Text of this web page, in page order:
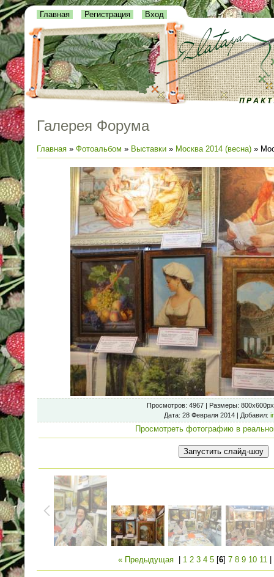
Главная Регистрация Вход
Галерея Форума
Главная » Фотоальбом » Выставки » Москва 2014 (весна) »
Просмотров: 4967 | Размеры:
Дата: 28 Февраля 2014 | Добавил:
Просмотреть фотографию в
« Предыдущая 1 2 3 4 5 [6] 7 8 9 10 11